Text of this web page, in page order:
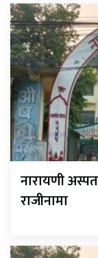
नारायणी
राजीनामा